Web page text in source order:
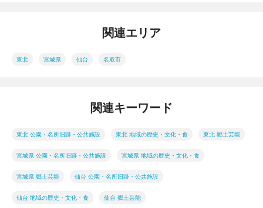
関連エリア
東北 宮城県 仙台 名取市
関連キーワード
東北 公園・名所旧跡・公共施設 東北 地域の歴史・文化・食 東北 郷土芸能
宮城県 公園・名所旧跡・公共施設 宮城県 地域の歴史・文化・食
宮城県 郷土芸能 仙台 公園・名所旧跡・公共施設
仙台 地域の歴史・文化・食 仙台 郷土芸能